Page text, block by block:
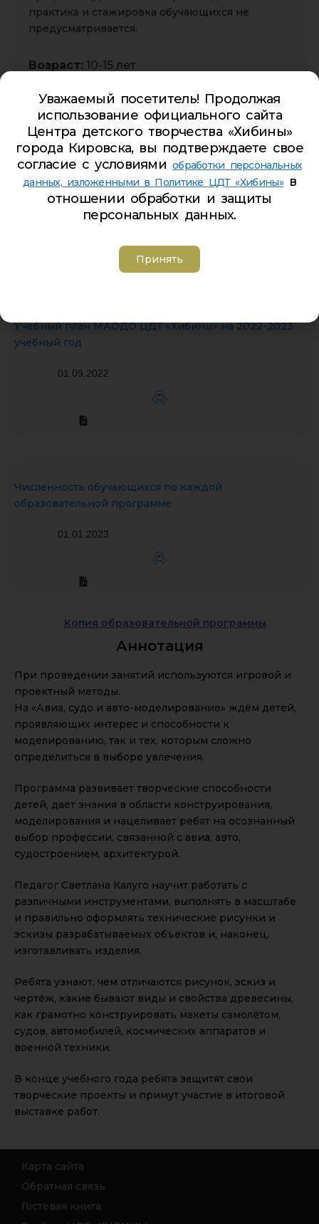
практика и стажировка обучающихся не
предусматривается.
Возраст: 10-15 лет
Направленность:
Техническая
Срок обучения:1 год
Годовой_календарный учебный график 2022-2023
22.08.2022
Учебный план МАОДО ЦДТ «Хибины» на 2022-2023
учебный год
01.09.2022
ЭП
Численность обучающихся по каждой
образовательной программе
01.01.2023
ЭП
Копия образовательной программы
Аннотация
При проведении занятий используются игровой и
проектный методы.
На «Авиа, судо и авто-моделирование» ждём детей,
проявляющих интерес и способности к
моделированию, так и тех, которым сложно
определиться в выборе увлечения.
Программа развивает творческие способности
детей, даёт знания в области конструирования,
моделирования и нацеливает ребят на осознанный
выбор профессии, связанной с авиа, авто,
судостроением, архитектурой.
Педагог Светлана Калуго научит работать с
различными инструментами, выполнять в масштабе
и правильно оформлять технические рисунки и
эскизы разрабатываемых объектов и, наконец,
изготавливать изделия.
Ребята узнают, чем отличаются рисунок, эскиз и
чертёж, какие бывают виды и свойства древесины,
как грамотно конструировать макеты самолётом,
судов, автомобилей, космических аппаратов и
военной техники.
В конце учебного года ребята защитят свои
творческие проекты и примут участие в итоговой
выставке работ.
Карта сайта
Обратная связь
Гостевая книга
Уважаемый посетитель! Продолжая
использование официального сайта
Центра детского творчества «Хибины»
города Кировска, вы подтверждаете свое
согласие с условиями обработки персональных
данных, изложенными в Политике ЦДТ «Хибины»в
отношении обработки и защиты
персональных данных.
Принять